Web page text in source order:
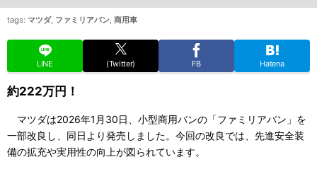
tags: マツダ, ファミリアバン, 商用車
LINE (Twitter) FB Hatena
約222万円！
マツダは2026年1月30日、小型商用バンの「ファミリアバン」を
一部改良し、同日より発売しました。今回の改良では、先進安全装
備の拡充や実用性の向上が図られています。